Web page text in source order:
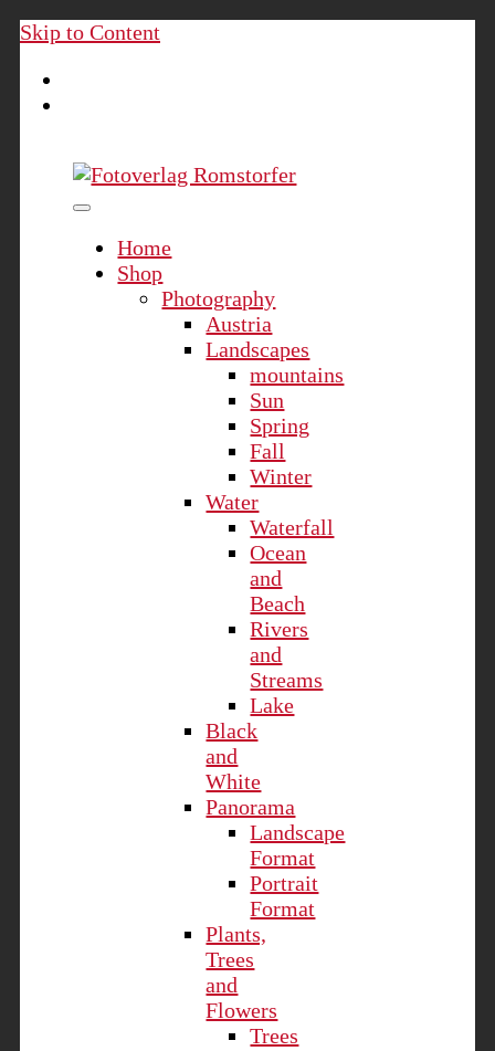
Skip to Content
Home
Shop
Photography
Austria
Landscapes
mountains
Sun
Spring
Fall
Winter
Water
Waterfall
Ocean
and
Beach
Rivers
and
Streams
Lake
Black
and
White
Panorama
Landscape
Format
Portrait
Format
Plants,
Trees
and
Flowers
Trees